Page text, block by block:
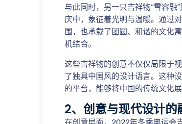
与此同时，另一只吉祥物“雪容
庆中，象征着光明与温暖。通过
围，也承载了团圆、和谐的文化
机结合。
这些吉祥物的创意不仅仅局限于
了独具中国风的设计语言。这种
的平台，能够将中国的传统文化展
2、创意与现代设计的